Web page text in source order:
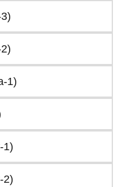
1)
1)
2)